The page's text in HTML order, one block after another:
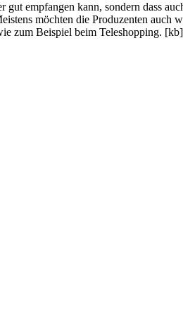
empfangen kann, sondern dass
möchten die Produzenten
zum Beispiel beim Teleshopping. [kb]